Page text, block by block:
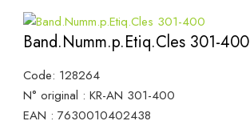
Band.Numm.p.Etiq.Cles 301-400
Code: 128264
N° original : KR-AN 301-400
EAN : 7630010402438